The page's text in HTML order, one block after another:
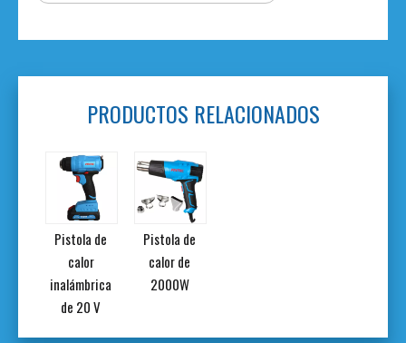
PRODUCTOS RELACIONADOS
Pistola de
calor
inalámbrica
de 20 V
Pistola de
calor de
2000W